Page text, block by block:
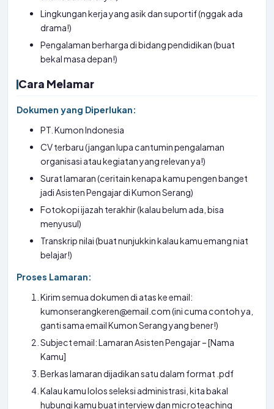
Lingkungan kerja yang asik dan suportif (nggak ada
drama!)
Pengalaman berharga di bidang pendidikan (buat
bekal masa depan!)
Cara Melamar
Dokumen yang Diperlukan:
PT. Kumon Indonesia
CV terbaru (jangan lupa cantumin pengalaman
organisasi atau kegiatan yang relevan ya!)
Surat lamaran (ceritain kenapa kamu pengen banget
jadi Asisten Pengajar di Kumon Serang)
Fotokopi ijazah terakhir (kalau belum ada, bisa
menyusul)
Transkrip nilai (buat nunjukkin kalau kamu emang niat
belajar!)
Proses Lamaran:
Kirim semua dokumen di atas ke email:
kumonserangkeren@email.com (ini cuma contoh ya,
ganti sama email Kumon Serang yang bener!)
Subject email: Lamaran Asisten Pengajar – [Nama
Kamu]
Berkas lamaran dijadikan satu dalam format .pdf
Kalau kamu lolos seleksi administrasi, kita bakal
hubungi kamu buat interview dan microteaching